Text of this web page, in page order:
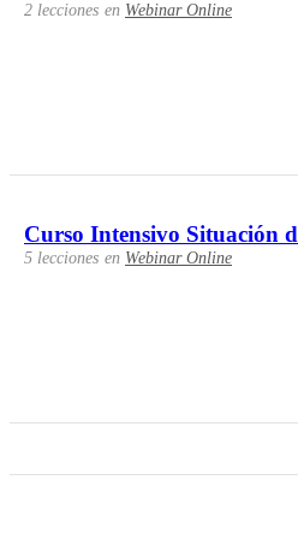
2 lecciones en Webinar Online
Curso Intensivo Situación
5 lecciones en Webinar Online